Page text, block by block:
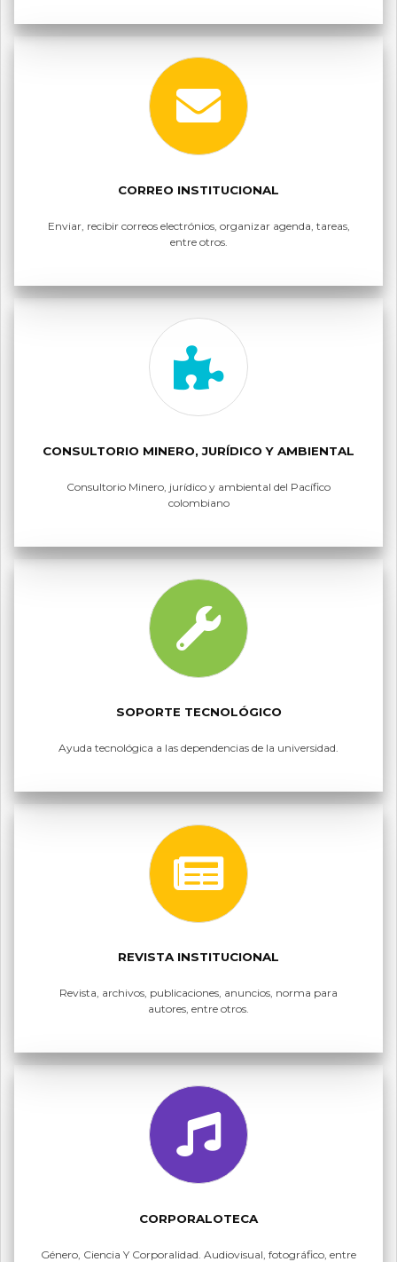
CORREO INSTITUCIONAL
Enviar, recibir correos electrónios, organizar agenda, tareas,
entre otros.
CONSULTORIO MINERO, JURÍDICO Y AMBIENTAL
Consultorio Minero, jurídico y ambiental del Pacífico
colombiano
SOPORTE TECNOLÓGICO
Ayuda tecnológica a las dependencias de la universidad.
REVISTA INSTITUCIONAL
Revista, archivos, publicaciones, anuncios, norma para
autores, entre otros.
CORPORALOTECA
Género, Ciencia Y Corporalidad. Audiovisual, fotográfico, entre